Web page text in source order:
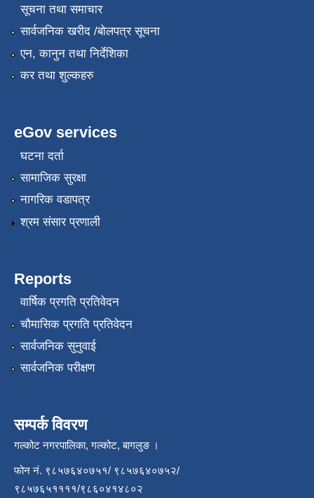
सूचना तथा समाचार
सार्वजनिक खरीद /बोलपत्र सूचना
एन, कानुन तथा निर्देशिका
कर तथा शुल्कहरु
eGov services
घटना दर्ता
सामाजिक सुरक्षा
नागरिक वडापत्र
श्रम संसार प्रणाली
Reports
वार्षिक प्रगति प्रतिवेदन
चौमासिक प्रगति प्रतिवेदन
सार्वजनिक सुनुवाई
सार्वजनिक परीक्षण
सम्पर्क विवरण
गल्कोट नगरपालिका, गल्कोट, बागलुङ ।
फोन नं. ९८५७६४०७५१/ ९८५७६४०७५२/
९८५७६५११११/९८६०४१४८०२